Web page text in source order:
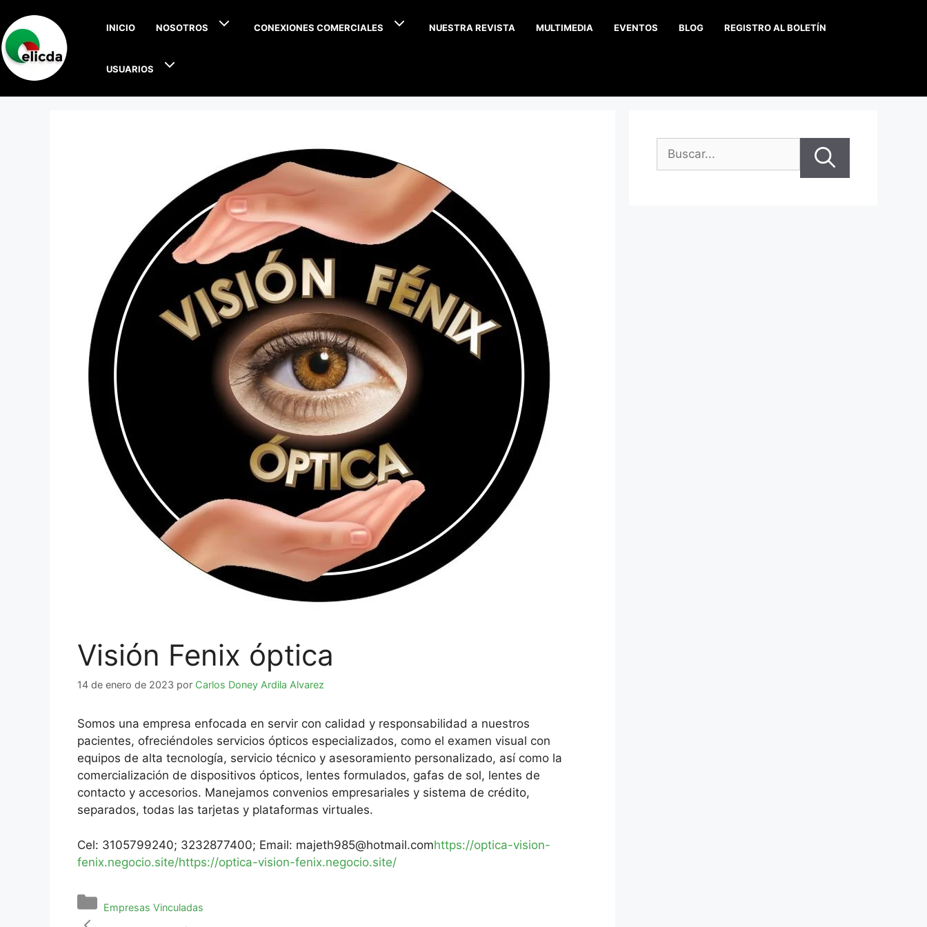
INICIO NOSOTROS CONEXIONES COMERCIALES NUESTRA REVISTA MULTIMEDIA EVENTOS BLOG REGISTRO AL BOLETÍN
USUARIOS
Visión Fenix óptica
14 de enero de 2023 por Carlos Doney Ardila Alvarez
Somos una empresa enfocada en servir con calidad y responsabilidad a nuestros
pacientes, ofreciéndoles servicios ópticos especializados, como el examen visual con
equipos de alta tecnología, servicio técnico y asesoramiento personalizado, así como la
comercialización de dispositivos ópticos, lentes formulados, gafas de sol, lentes de
contacto y accesorios. Manejamos convenios empresariales y sistema de crédito,
separados, todas las tarjetas y plataformas virtuales.
Cel: 3105799240; 3232877400; Email: majeth985@hotmail.comhttps://optica-vision-
fenix.negocio.site/https://optica-vision-fenix.negocio.site/
Empresas Vinculadas